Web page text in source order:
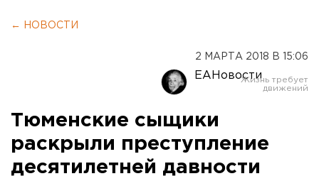
← НОВОСТИ
2 МАРТА 2018 В 15:06
ЕАНовости
Тюменские сыщики
раскрыли преступление
десятилетней давности